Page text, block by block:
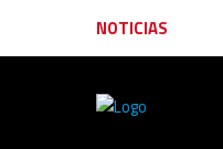
NOTICIAS